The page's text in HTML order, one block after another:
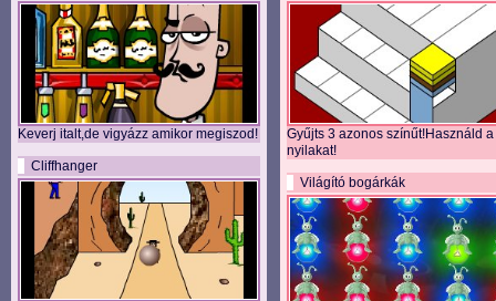
Keverj italt,de vigyázz amikor megiszod!
Cliffhanger
Gyűjts 3 azonos színűt!Használd a
nyilakat!
Világító bogárkák